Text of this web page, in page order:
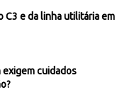
C3 e da linha utilitária em
cuidados